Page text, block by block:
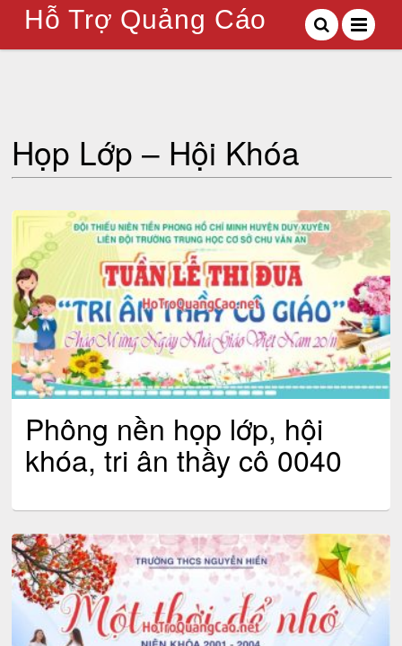
Hỗ Trợ Quảng Cáo
Họp Lớp – Hội Khóa
Phông nền họp lớp, hội
khóa, tri ân thầy cô 0040